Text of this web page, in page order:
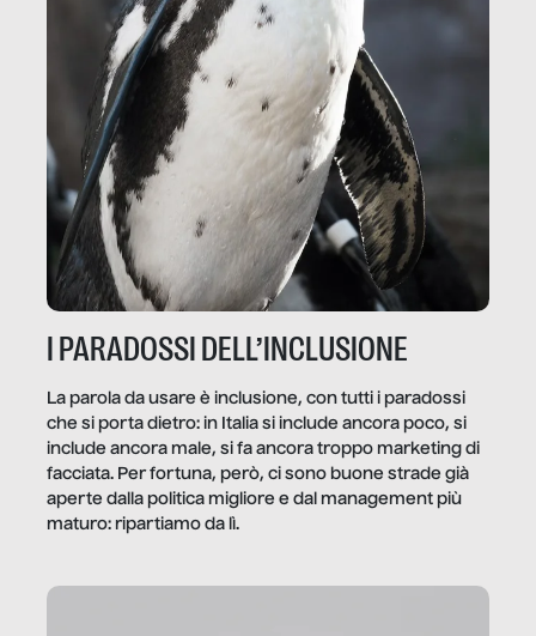
I PARADOSSI DELL’INCLUSIONE
La parola da usare è inclusione, con tutti i paradossi
che si porta dietro: in Italia si include ancora poco, si
include ancora male, si fa ancora troppo marketing di
facciata. Per fortuna, però, ci sono buone strade già
aperte dalla politica migliore e dal management più
maturo: ripartiamo da lì.